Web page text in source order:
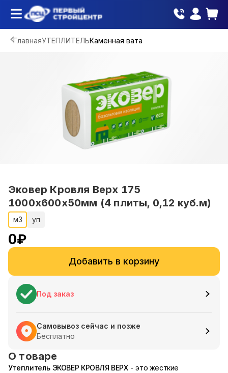
ГлавнаяУТЕПЛИТЕЛЬКаменная вата
Эковер Кровля Верх 175
1000х600х50мм (4 плиты, 0,12 куб.м)
м3 уп
0₽
Добавить в корзину
Под заказ
Самовывоз сейчас и позже
Бесплатно
О товаре
Утеплитель ЭКОВЕР КРОВЛЯ ВЕРХ - это жесткие